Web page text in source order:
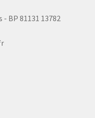
- BP 81131 13782